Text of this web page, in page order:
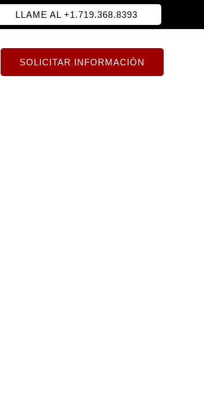
LLAME AL +1.719.368.8393
SOLICITAR INFORMACIÓN